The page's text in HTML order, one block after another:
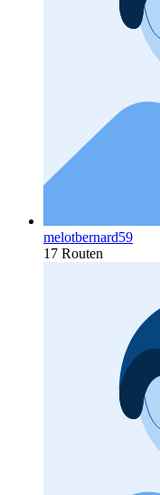
melotbernard59
17 Routen